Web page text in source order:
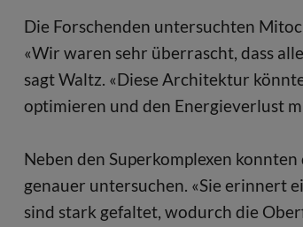
Die Forschenden untersuchten
«Wir waren sehr überrascht, dass
sagt Waltz. «Diese Architektur
optimieren und den Energieverlust
Neben den Superkomplexen
genauer untersuchen. «Sie erinnert
sind stark gefaltet, wodurch die